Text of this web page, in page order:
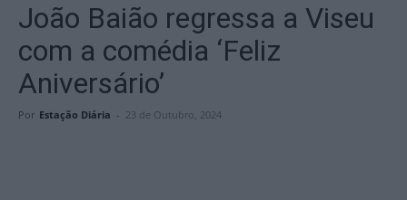
João Baião regressa a Viseu
com a comédia ‘Feliz
Aniversário’
Por Estação Diária - 23 de Outubro, 2024